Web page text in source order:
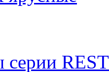
серии REST